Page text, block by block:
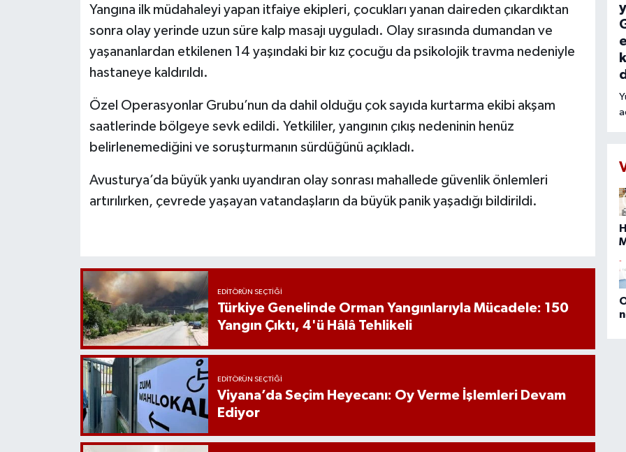
Yangına ilk müdahaleyi yapan itfaiye ekipleri, çocukları yanan daireden çıkardıktan
sonra olay yerinde uzun süre kalp masajı uyguladı. Olay sırasında dumandan ve
yaşananlardan etkilenen 14 yaşındaki bir kız çocuğu da psikolojik travma nedeniyle
hastaneye kaldırıldı.
Özel Operasyonlar Grubu’nun da dahil olduğu çok sayıda kurtarma ekibi akşam
saatlerinde bölgeye sevk edildi. Yetkililer, yangının çıkış nedeninin henüz
belirlenemediğini ve soruşturmanın sürdüğünü açıkladı.
Avusturya’da büyük yankı uyandıran olay sonrası mahallede güvenlik önlemleri
artırılırken, çevrede yaşayan vatandaşların da büyük panik yaşadığı bildirildi.
EDITÖRÜN SEÇTIĞI
Türkiye Genelinde Orman Yangınlarıyla Mücadele: 150
Yangın Çıktı, 4'ü Hâlâ Tehlikeli
EDITÖRÜN SEÇTIĞI
Viyana’da Seçim Heyecanı: Oy Verme İşlemleri Devam
Ediyor